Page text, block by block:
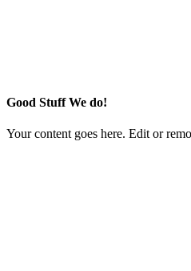
Good Stuff We do!
Your content goes here. Edit or